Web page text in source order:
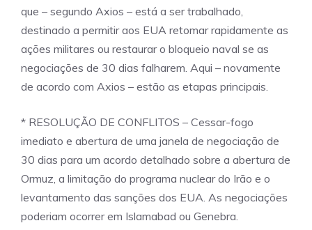
que – segundo Axios – está a ser trabalhado,
destinado a permitir aos EUA retomar rapidamente as
ações militares ou restaurar o bloqueio naval se as
negociações de 30 dias falharem. Aqui – novamente
de acordo com Axios – estão as etapas principais.
* RESOLUÇÃO DE CONFLITOS – Cessar-fogo
imediato e abertura de uma janela de negociação de
30 dias para um acordo detalhado sobre a abertura de
Ormuz, a limitação do programa nuclear do Irão e o
levantamento das sanções dos EUA. As negociações
poderiam ocorrer em Islamabad ou Genebra.